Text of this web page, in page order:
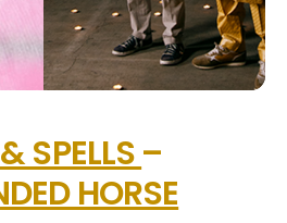
SPELLS–
HORSE